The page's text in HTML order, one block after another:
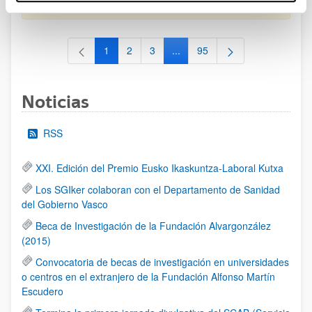
al 30/07/2026 (ambos incluídos)
Página
1 Página
2 Página
3 ...Páginas intermedias Use TAB
Página
95
Noticias
RSS
XXI. Edición del Premio Eusko Ikaskuntza-Laboral Kutxa
Los SGIker colaboran con el Departamento de Sanidad
del Gobierno Vasco
Beca de Investigación de la Fundación Alvargonzález
(2015)
Convocatoria de becas de investigación en universidades
o centros en el extranjero de la Fundación Alfonso Martín
Escudero